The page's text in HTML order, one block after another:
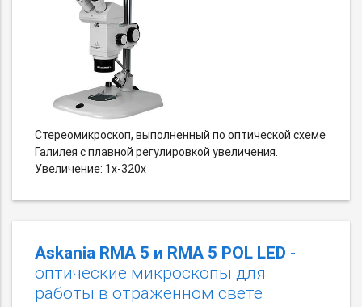
Стереомикроскоп, выполненный по оптической схеме
Галилея с плавной регулировкой увеличения.
Увеличение: 1х-320х
Askania RMA 5 и RMA 5 POL LED -
оптические микроскопы для
работы в отраженном свете